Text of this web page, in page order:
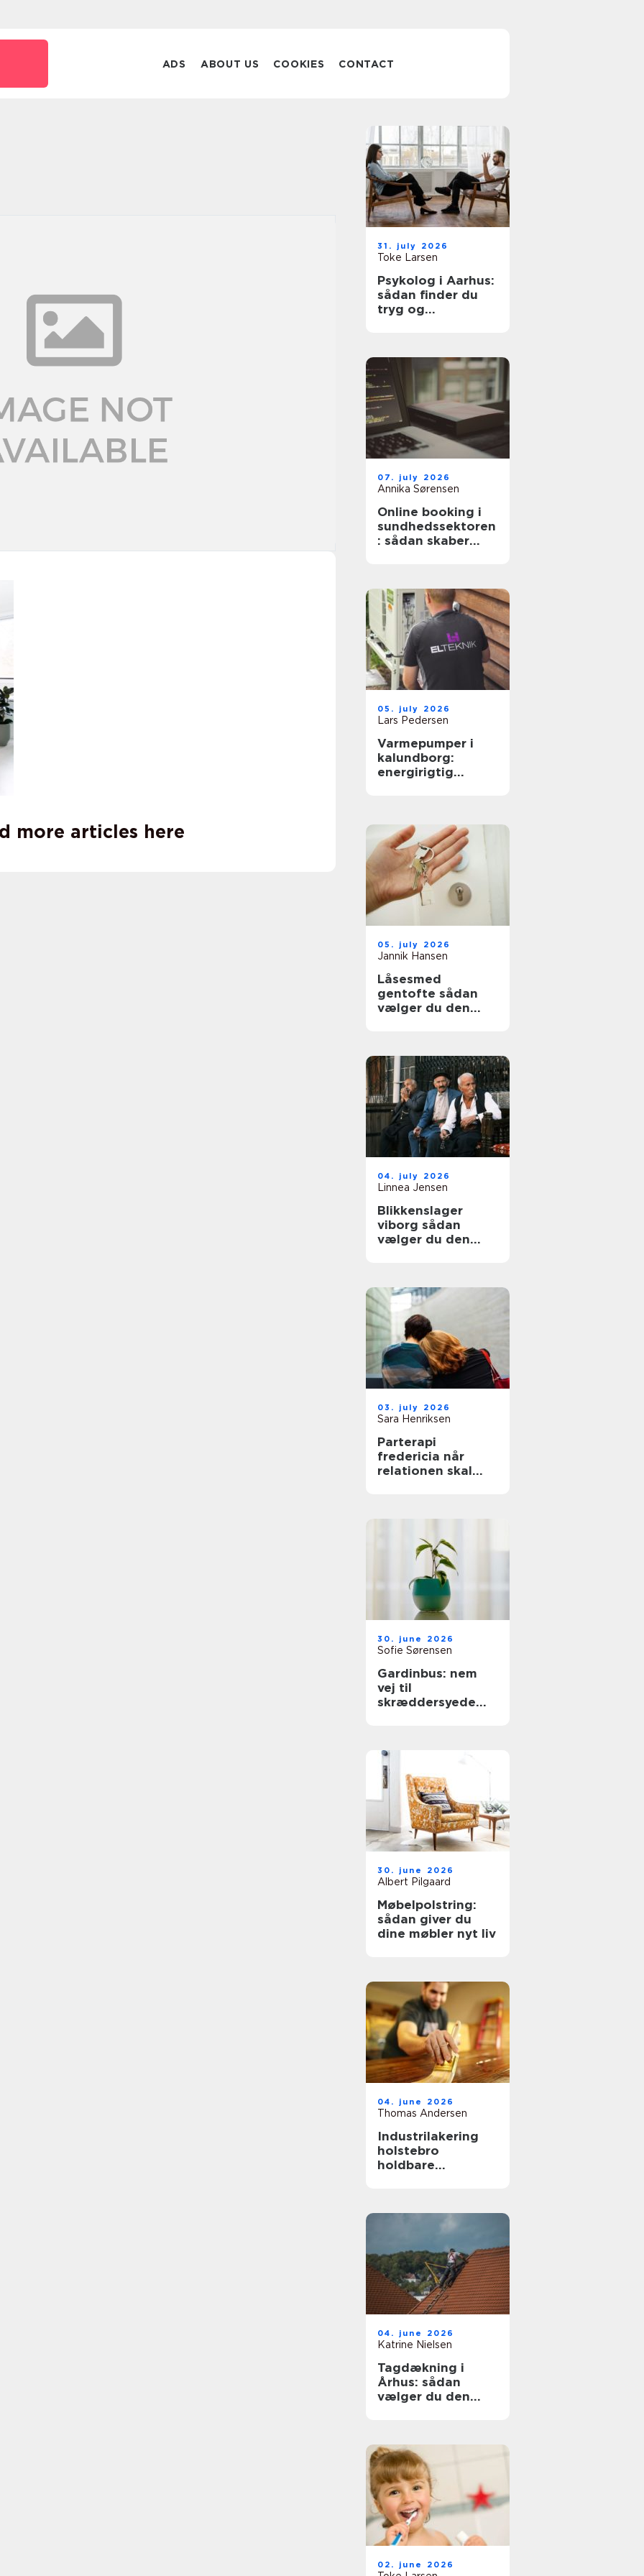
ADS ABOUT US COOKIES CONTACT
more articles here
31. july 2026
Toke Larsen
Psykolog i Aarhus:
sådan finder du
tryg og
07. july 2026
Annika Sørensen
Online booking i
sundhedssektoren
: sådan skaber
05. july 2026
Lars Pedersen
Varmepumper i
kalundborg:
energirigtig
05. july 2026
Jannik Hansen
Låsesmed
gentofte sådan
vælger du den
04. july 2026
Linnea Jensen
Blikkenslager
viborg sådan
vælger du den
03. july 2026
Sara Henriksen
Parterapi
fredericia når
relationen skal
30. june 2026
Sofie Sørensen
Gardinbus: nem
vej til
skræddersyede
30. june 2026
Albert Pilgaard
Møbelpolstring:
sådan giver du
dine møbler nyt liv
04. june 2026
Thomas Andersen
Industrilakering
holstebro
holdbare
04. june 2026
Katrine Nielsen
Tagdækning i
Århus: sådan
vælger du den
02. june 2026